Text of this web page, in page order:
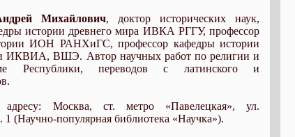
Михайлович, доктор исторических наук,
истории древнего мира ИВКА РГГУ, профессор
ИОН РАНХиГС, профессор кафедры истории
ИКВИА, ВШЭ. Автор научных работ по религии и
Республики, переводов с латинского и
Москва, ст. метро «Павелецкая», ул.
1 (Научно-популярная библиотека «Научка»).